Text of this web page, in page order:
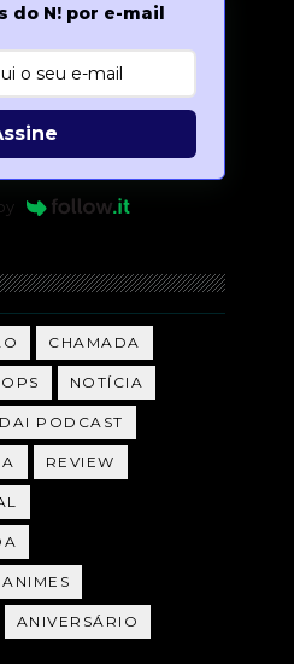
do N! por e-mail
CHAMADA
NOTÍCIA
PODCAST
REVIEW
ANIVERSÁRIO